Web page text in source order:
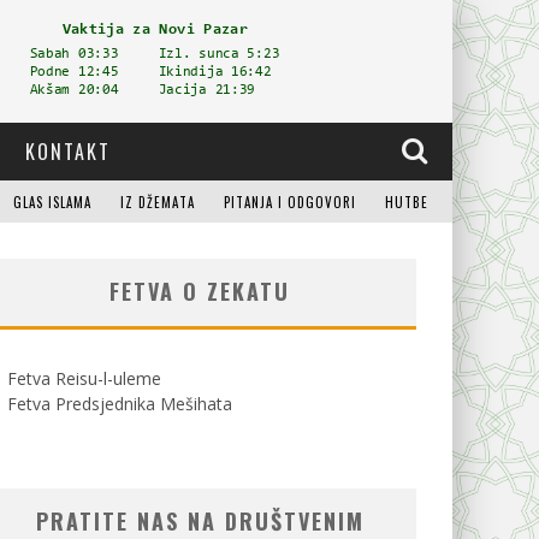
KONTAKT
GLAS ISLAMA IZ DŽEMATA PITANJA I ODGOVORI HUTBE
FETVA O ZEKATU
Fetva Reisu-l-uleme
Fetva Predsjednika Mešihata
PRATITE NAS NA DRUŠTVENIM